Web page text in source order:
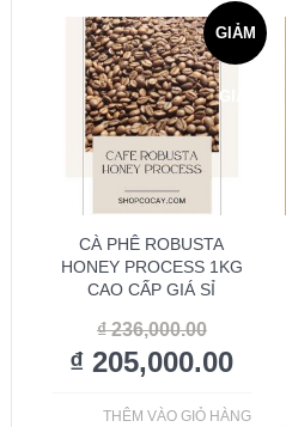
GIẢM
GIÁ!
CÀ PHÊ ROBUSTA
HONEY PROCESS 1KG
CAO CẤP GIÁ SỈ
₫236,000.00
₫ 205,000.00
THÊM VÀO GIỎ HÀNG